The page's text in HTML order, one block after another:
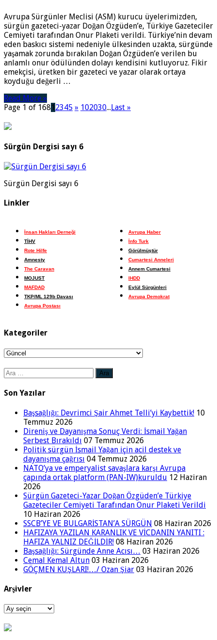
Avrupa Sürgünler Meclisi (ASM) kurucu üyelerimizden,
sürgün gazeteci-yazar Doğan Özgüden’e, Türkiye Gazeteciler
Cemiyeti tarafından Onur Plaketi verildi. Türkiye’nin devam
eden baskıcı sistemi nedeniyle ülkesinden uzakta, sürgünde
yaşamak zorunda bırakılan Doğan Özgüden’e verilen bu
anlamlı onur ödülünden dolayı kendisini kutluyoruz. Fikir
emekçisi, üretken bir gazeteci ve yazar olarak ortaya
koyduğu değerli …
Read More »
Page 1 of 1681 2345 » 102030...Last »
Sürgün Dergisi sayı 6
Sürgün Dergisi sayı 6
Linkler
İnsan Hakları Derneği
TİHV
Rote Hilfe
Amnesty
The Caravan
MOJUST
MAFDAD
TKP/ML 129b Davası
Avrupa Postası
Avrupa Haber
İnfo Turk
Görülmüştür
Cumartesi Anneleri
Annem Cumartesi
IHDD
Eylül Sürgünleri
Avrupa Demokrat
Kategoriler
Kategoriler
Arama:
Son Yazılar
Başsağlığı: Devrimci Şair Ahmet Telli’yi Kaybettik! 10
Temmuz 2026
Direniş ve Dayanışma Sonuç Verdi: İsmail Yağan
Serbest Bırakıldı 07 Temmuz 2026
Politik sürgün İsmail Yağan için acil destek ve
dayanışma çağrısı 04 Temmuz 2026
NATO’ya ve emperyalist savaşlara karşı Avrupa
çapında ortak platform (PAN-IW)kuruldu 12 Haziran
2026
Sürgün Gazeteci-Yazar Doğan Özgüden’e Türkiye
Gazeteciler Cemiyeti Tarafından Onur Plaketi Verildi
10 Haziran 2026
SSCB’YE VE BULGARİSTAN’A SÜRGÜN 08 Haziran 2026
HAFIZAYA YAZILAN KARANLIK VE VİCDANIN YANITI :
HAFIZA YALNIZ DEĞİLDİR! 08 Haziran 2026
Başsağlığı: Sürgünde Anne Acısı… 03 Haziran 2026
Cemal Kemal Altun 03 Haziran 2026
GÖÇMEN KUŞLARI!…/ Ozan Şiar 03 Haziran 2026
Arşivler
Arşivler